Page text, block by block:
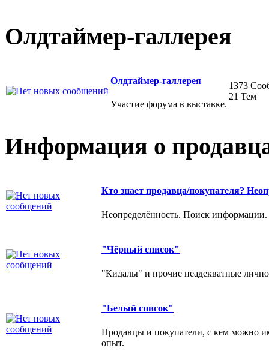
Олдтаймер-галлерея
Олдтаймер-галлерея
Участие форума в выставке.
1373
21 Тем
Информация о
Кто знает продавца/покупателя?
Неопределённость. Поиск информации.
"Чёрный список"
"Кидалы" и прочие неадекватные
"Белый список"
Продавцы и покупатели, с кем можно
опыт.